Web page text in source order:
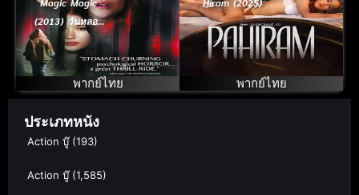
Magic Magic
(2013) วันหลอก
คืนหลอน
พากย์ไทย
Hiram (2025)
พากย์ไทย
ประเภทหนัง
Action บู๊(193)
Action บู๊(1,585)